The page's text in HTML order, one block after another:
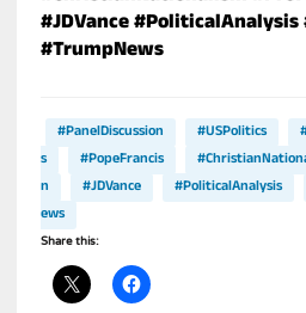
#JDVance#PoliticalAnalysis
#TrumpNews
#PanelDiscussion #USPolitics
s
#PopeFrancis
n
#JDVance #PoliticalAnalysis
ews
Share this: